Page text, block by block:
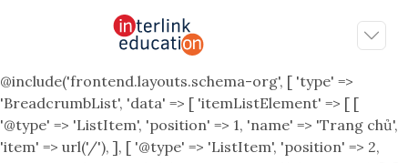
@include('frontend.layouts.schema-org', [ 'type' =>
'BreadcrumbList', 'data' => [ 'itemListElement' => [ [
'@type' => 'ListItem', 'position' => 1, 'name' => 'Trang chủ',
'item' => url('/'), ], [ '@type' => 'ListItem', 'position' => 2,